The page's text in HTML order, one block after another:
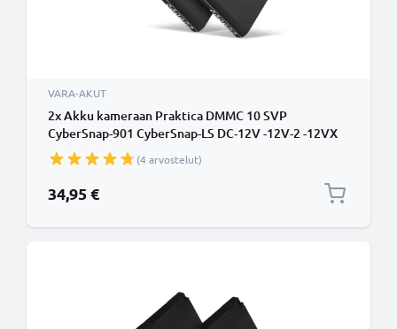
VARA-AKUT
2x Akku kameraan Praktica DMMC 10 SVP
CyberSnap-901 CyberSnap-LS DC-12V -12V-2 -12VX
HDDV-1500 - BL-5b BLI-885 CEL10028 (890mAh,
3.7V) tuotemerkiltä CELLONIC
(4 arvostelut)
34,95 €